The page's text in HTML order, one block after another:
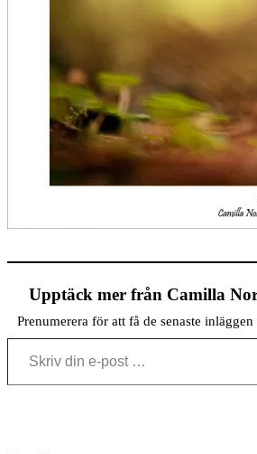
Upptäck mer från Camilla
Prenumerera för att få de senaste
Skriv din e-post …